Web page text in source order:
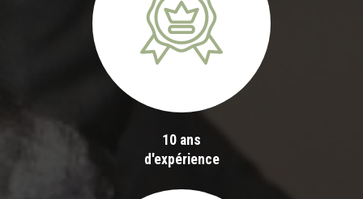
10 ans
d'expérience